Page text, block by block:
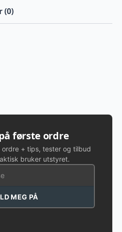
(0)
første ordre
+ tips, tester og tilbud
bruker utstyret.
MEG PÅ